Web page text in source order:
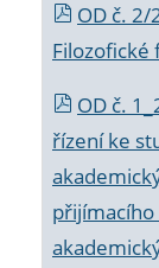
OD č. 2/
Filozofické
OD č.
řízení ke
přijímacího